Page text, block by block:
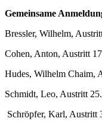
Gemeinsame
Bressler, Wilhelm,
Cohen, Anton, Austritt
Hudes, Wilhelm Chaim,
Schmidt, Leo, Austritt
Schröpfer, Karl, Austritt